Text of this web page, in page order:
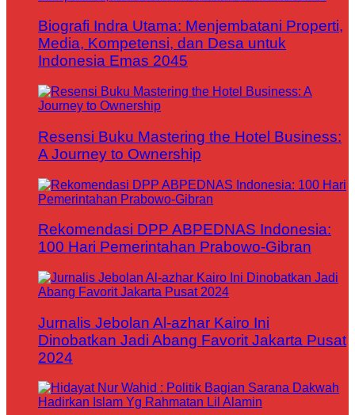
Biografi Indra Utama: Menjembatani Properti,
Media, Kompetensi, dan Desa untuk
Indonesia Emas 2045
Resensi Buku Mastering the Hotel Business:
A Journey to Ownership
Rekomendasi DPP ABPEDNAS Indonesia:
100 Hari Pemerintahan Prabowo-Gibran
Jurnalis Jebolan Al-azhar Kairo Ini
Dinobatkan Jadi Abang Favorit Jakarta Pusat
2024